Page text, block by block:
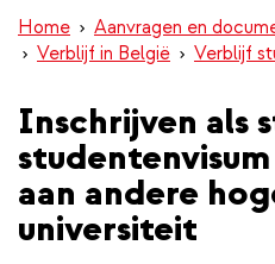
inhoud
gaan
Home Aanvragen en
Verblijf in België
Verblijf
Inschrijven als
aan andere
universiteit